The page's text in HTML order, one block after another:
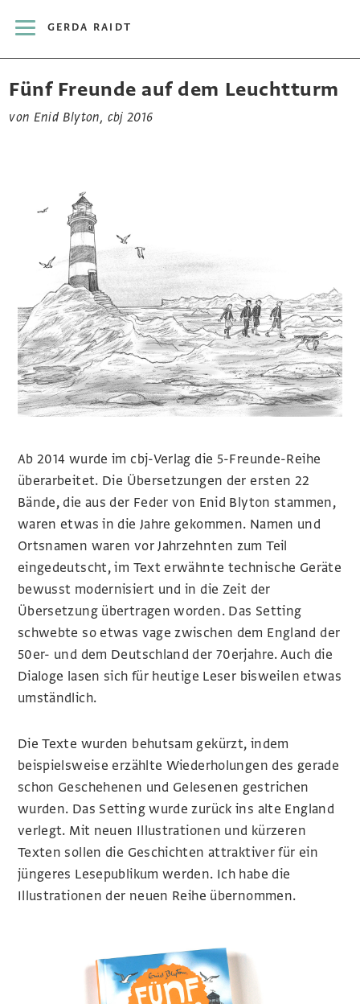
GERDA RAIDT
Fünf Freunde auf dem Leuchtturm
von Enid Blyton, cbj 2016
Ab 2014 wurde im cbj-Verlag die 5-Freunde-Reihe
überarbeitet. Die Übersetzungen der ersten 22
Bände, die aus der Feder von Enid Blyton stammen,
waren etwas in die Jahre gekommen. Namen und
Ortsnamen waren vor Jahrzehnten zum Teil
eingedeutscht, im Text erwähnte technische Geräte
bewusst modernisiert und in die Zeit der
Übersetzung übertragen worden. Das Setting
schwebte so etwas vage zwischen dem England der
50er- und dem Deutschland der 70erjahre. Auch die
Dialoge lasen sich für heutige Leser bisweilen etwas
umständlich.
Die Texte wurden behutsam gekürzt, indem
beispielsweise erzählte Wiederholungen des gerade
schon Geschehenen und Gelesenen gestrichen
wurden. Das Setting wurde zurück ins alte England
verlegt. Mit neuen Illustrationen und kürzeren
Texten sollen die Geschichten attraktiver für ein
jüngeres Lesepublikum werden. Ich habe die
Illustrationen der neuen Reihe übernommen.